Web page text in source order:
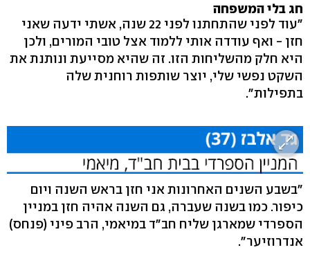
חג בלי המשפחה
"עוד לפני שהתחתנו לפני 22 שנה, אשתי ידעה שאני
חזן - ואף עודדה אותי ללמוד אצל טובי המורים, ולכן
היא חלק מהשליחות הזו. זה שהיא מסייעת ונותנת את
השקט נפשי שלי, יוצר שותפות רוחנית שלה
בתפילות".
"בשבע השנים האחרונות אני חזן בראש השנה ויום
כיפור. כמו בשנה שעברה, גם השנה אהיה חזן במניין
הספרדי שמארגן שליח חב"ד במיאמי, הרב פיני (פנחס)
אנדרוזיער".